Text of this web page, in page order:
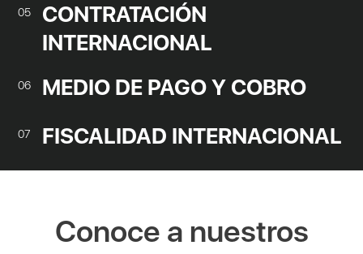
05
CONTRATACIÓN
INTERNACIONAL
06 MEDIO DE PAGO Y COBRO
07 FISCALIDAD INTERNACIONAL
Conoce a nuestros